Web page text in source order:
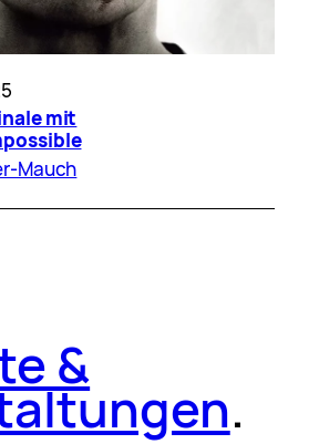
mit
Mauch
&
.